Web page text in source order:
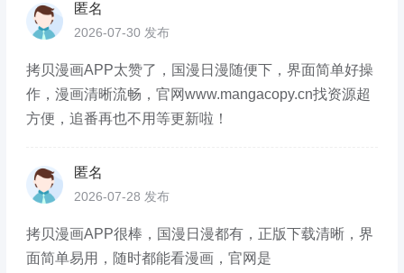
匿名
2026-07-30 发布
拷贝漫画APP太赞了，国漫日漫随便下，界面简单好操
作，漫画清晰流畅，官网www.mangacopy.cn找资源超
方便，追番再也不用等更新啦！
匿名
2026-07-28 发布
拷贝漫画APP很棒，国漫日漫都有，正版下载清晰，界
面简单易用，随时都能看漫画，官网是